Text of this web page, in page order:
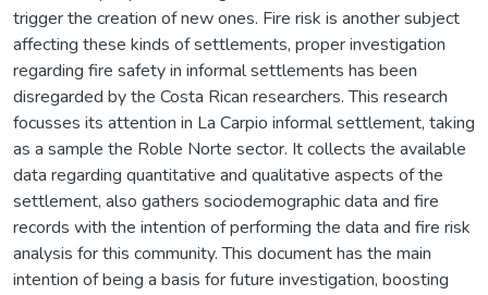
trigger the creation of new ones. Fire risk is another subject
affecting these kinds of settlements, proper investigation
regarding fire safety in informal settlements has been
disregarded by the Costa Rican researchers. This research
focusses its attention in La Carpio informal settlement, taking
as a sample the Roble Norte sector. It collects the available
data regarding quantitative and qualitative aspects of the
settlement, also gathers sociodemographic data and fire
records with the intention of performing the data and fire risk
analysis for this community. This document has the main
intention of being a basis for future investigation, boosting